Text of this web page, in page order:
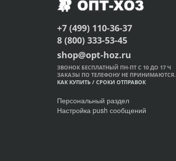
+7 (499) 110-36-37
8 (800) 333-53-45
shop@opt-hoz.ru
ЗВОНОК БЕСПЛАТНЫЙ ПН-ПТ С 10 ДО 17 Ч
ЗАКАЗЫ ПО ТЕЛЕФОНУ НЕ ПРИНИМАЮТСЯ.
КАК КУПИТЬ / СРОКИ ОТПРАВОК
Персональный раздел
Настройка push сообщений